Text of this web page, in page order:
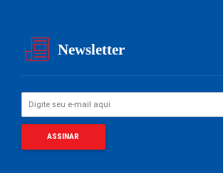
Newsletter